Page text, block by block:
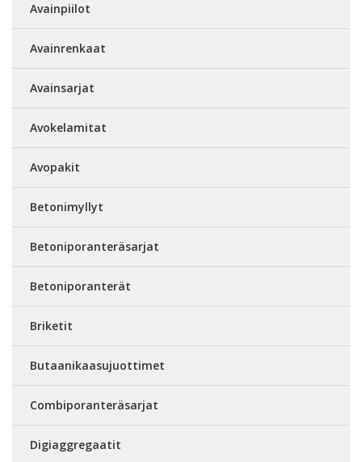
Avainpiilot
Avainrenkaat
Avainsarjat
Avokelamitat
Avopakit
Betonimyllyt
Betoniporanteräsarjat
Betoniporanterät
Briketit
Butaanikaasujuottimet
Combiporanteräsarjat
Digiaggregaatit